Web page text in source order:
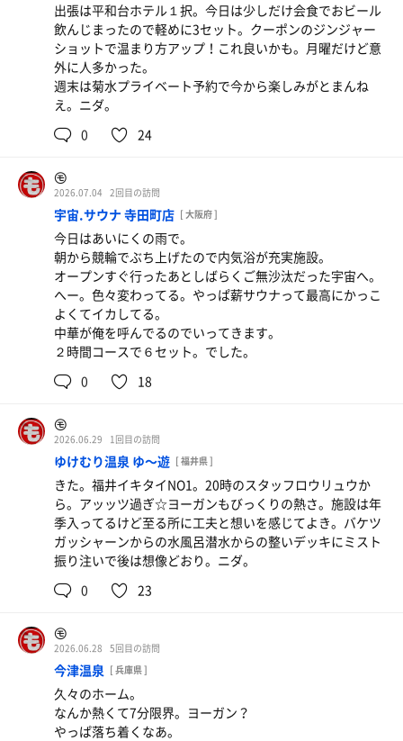
出張は平和台ホテル１択。今日は少しだけ会食でおビール
飲んじまったので軽めに3セット。クーポンのジンジャー
ショットで温まり方アップ！これ良いかも。月曜だけど意
外に人多かった。
週末は菊水プライベート予約で今から楽しみがとまんね
え。ニダ。
0
24
㋲
2026.07.04 2回目の訪問
宇宙.サウナ 寺田町店 [ 大阪府 ]
今日はあいにくの雨で。
朝から競輪でぶち上げたので内気浴が充実施設。
オープンすぐ行ったあとしばらくご無沙汰だった宇宙へ。
へー。色々変わってる。やっぱ薪サウナって最高にかっこ
よくてイカしてる。
中華が俺を呼んでるのでいってきます。
２時間コースで６セット。でした。
0
18
㋲
2026.06.29 1回目の訪問
ゆけむり温泉 ゆ〜遊 [ 福井県 ]
きた。福井イキタイNO1。20時のスタッフロウリュウか
ら。アッッツ過ぎ☆ヨーガンもびっくりの熱さ。施設は年
季入ってるけど至る所に工夫と想いを感じてよき。バケツ
ガッシャーンからの水風呂潜水からの整いデッキにミスト
振り注いで後は想像どおり。ニダ。
0
23
㋲
2026.06.28 5回目の訪問
今津温泉 [ 兵庫県 ]
久々のホーム。
なんか熱くて7分限界。ヨーガン？
やっぱ落ち着くなあ。